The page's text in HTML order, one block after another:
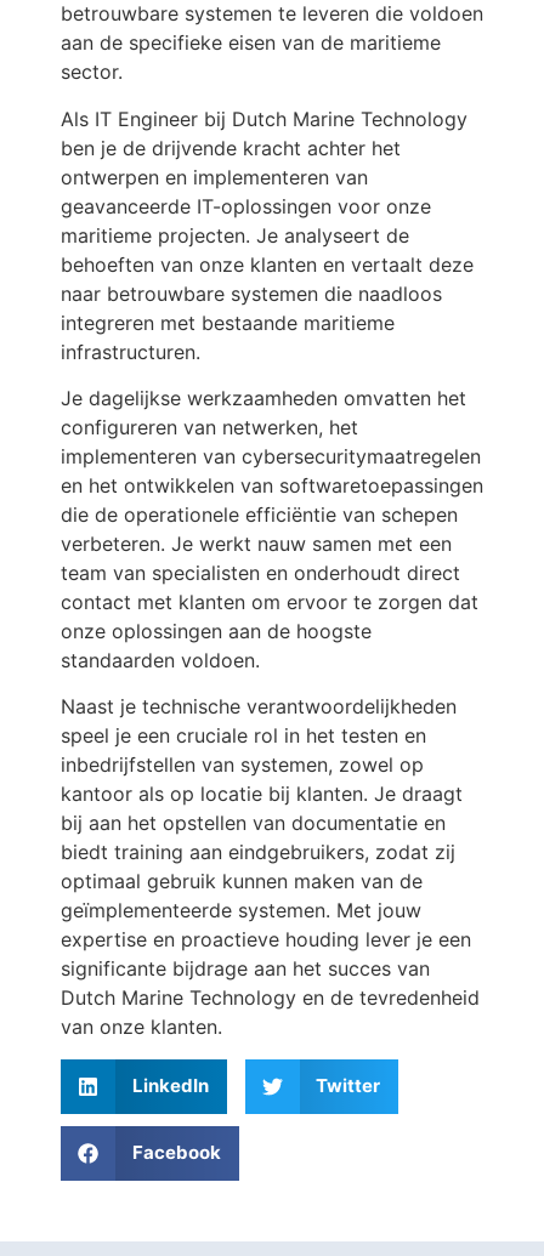
betrouwbare systemen te leveren die voldoen
aan de specifieke eisen van de maritieme
sector.
Als IT Engineer bij Dutch Marine Technology
ben je de drijvende kracht achter het
ontwerpen en implementeren van
geavanceerde IT-oplossingen voor onze
maritieme projecten. Je analyseert de
behoeften van onze klanten en vertaalt deze
naar betrouwbare systemen die naadloos
integreren met bestaande maritieme
infrastructuren.
Je dagelijkse werkzaamheden omvatten het
configureren van netwerken, het
implementeren van cybersecuritymaatregelen
en het ontwikkelen van softwaretoepassingen
die de operationele efficiëntie van schepen
verbeteren. Je werkt nauw samen met een
team van specialisten en onderhoudt direct
contact met klanten om ervoor te zorgen dat
onze oplossingen aan de hoogste
standaarden voldoen.
Naast je technische verantwoordelijkheden
speel je een cruciale rol in het testen en
inbedrijfstellen van systemen, zowel op
kantoor als op locatie bij klanten. Je draagt
bij aan het opstellen van documentatie en
biedt training aan eindgebruikers, zodat zij
optimaal gebruik kunnen maken van de
geïmplementeerde systemen. Met jouw
expertise en proactieve houding lever je een
significante bijdrage aan het succes van
Dutch Marine Technology en de tevredenheid
van onze klanten.
LinkedIn Twitter
Facebook